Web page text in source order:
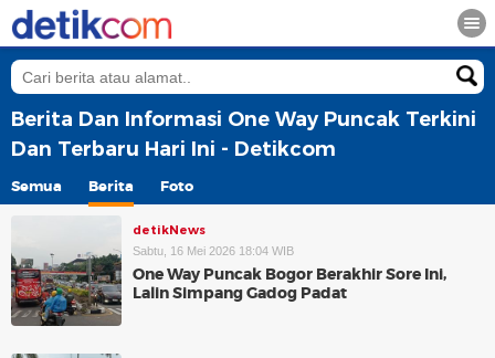
Berita Dan Informasi One Way Puncak Terkini
Dan Terbaru Hari Ini - Detikcom
Semua Berita Foto
detikNews
Sabtu, 16 Mei 2026 18:04 WIB
One Way Puncak Bogor Berakhir Sore Ini,
Lalin Simpang Gadog Padat